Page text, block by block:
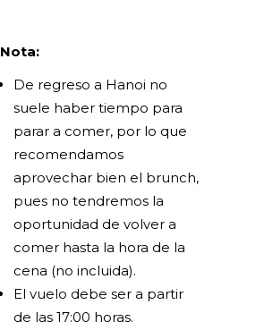
Nota:
De regreso a Hanoi no
suele haber tiempo para
parar a comer, por lo que
recomendamos
aprovechar bien el brunch,
pues no tendremos la
oportunidad de volver a
comer hasta la hora de la
cena (no incluida).
El vuelo debe ser a partir
de las 17:00 horas.